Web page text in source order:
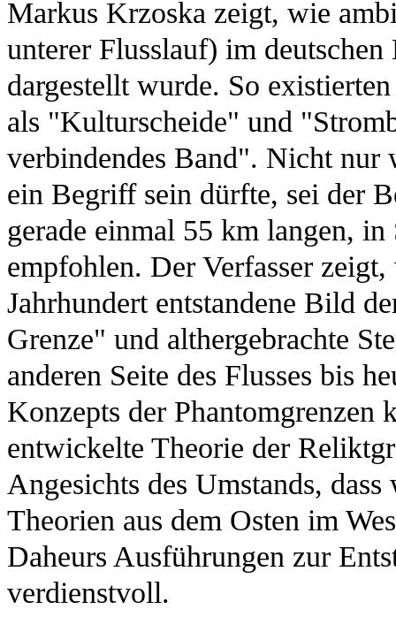
Markus Krzoska zeigt, wie
unterer Flusslauf) im
dargestellt wurde. So
als "Kulturscheide" und
verbindendes Band". Nicht nur
ein Begriff sein dürfte, sei der
gerade einmal 55 km langen,
empfohlen. Der Verfasser
Jahrhundert entstandene Bild
Grenze" und althergebrachte
anderen Seite des Flusses bis
Konzepts der Phantomgrenzen
entwickelte Theorie der
Angesichts des Umstands,
Theorien aus dem Osten im
Daheurs Ausführungen zur
verdienstvoll.